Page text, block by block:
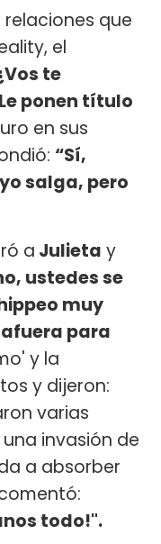
que
el
te
ponen título
en sus
“Sí,
salga, pero
a Julieta y
ustedes se
muy
para
y la
y dijeron:
varias
invasión de
a absorber
todo!".